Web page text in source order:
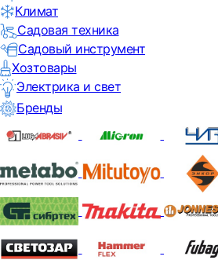
Климат
Садовая техника
Садовый инструмент
Хозтовары
Электрика и свет
Бренды